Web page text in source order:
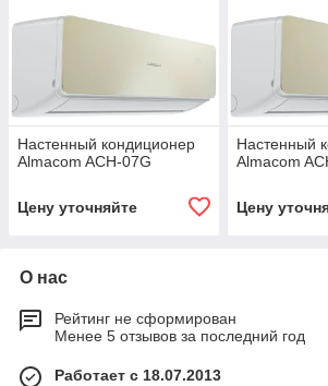
Настенный кондиционер
Almacom ACH-07G
Цену уточняйте
Настенный
Almacom
Цену
О нас
Рейтинг не сформирован
Менее 5 отзывов за последний год
Работает с 18.07.2013